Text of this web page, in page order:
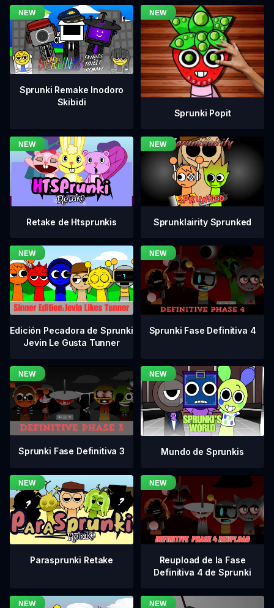
Sprunki Remake Inodoro
Skibidi
Sprunki Popit
Retake de Htsprunkis Sprunklairity Sprunked
Edición Pecadora de Sprunki
Jevin Le Gusta Tunner
Sprunki Fase Definitiva 4
Sprunki Fase Definitiva 3 Mundo de Sprunkis
Parasprunki Retake
Reupload de la Fase
Definitiva 4 de Sprunki